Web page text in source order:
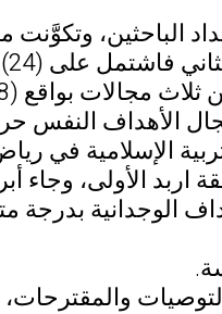
الباحثين،
الأهداف النفس
الإسلامية في
الأولى، وجاء
الوجدانية بدرجة
والمقترحات،